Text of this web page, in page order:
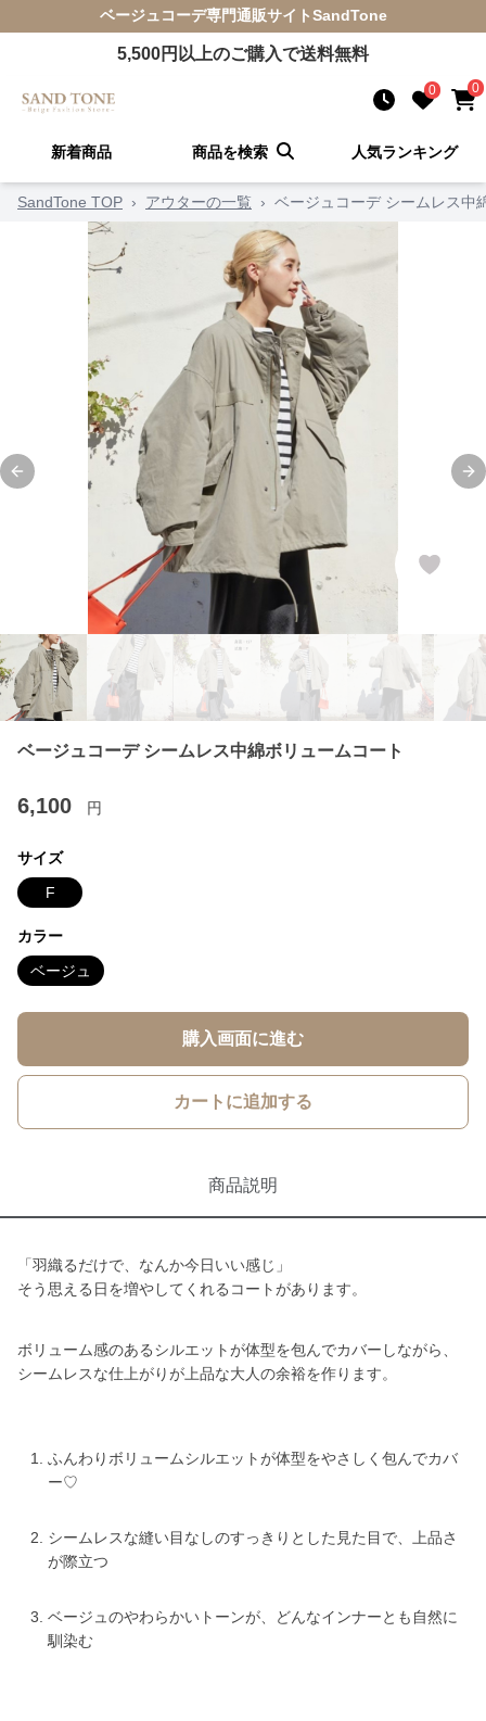
ベージュコーデ専門通販サイトSandTone
5,500円以上のご購入で送料無料
0 0
新着商品 商品を検索 人気ランキング
SandTone TOP › アウターの一覧 › ベージュコーデ シームレス中
Previous slide
ベージュコーデ シームレス中綿ボリュームコート
6,100 円
サイズ
F
カラー
ベージュ
購入画面に進む
カートに追加する
商品説明
「羽織るだけで、なんか今日いい感じ」
そう思える日を増やしてくれるコートがあります。
ボリューム感のあるシルエットが体型を包んでカバーしながら、
シームレスな仕上がりが上品な大人の余裕を作ります。
ふんわりボリュームシルエットが体型をやさしく包んでカバ
ー♡
シームレスな縫い目なしのすっきりとした見た目で、上品さ
が際立つ
ベージュのやわらかいトーンが、どんなインナーとも自然に
馴染む